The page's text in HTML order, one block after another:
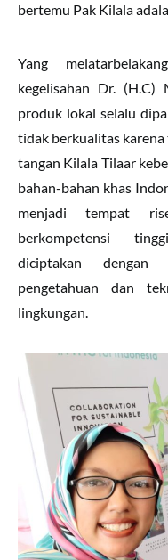
bertemu Pak Kilala
Yang
kegelisahan Dr. (H.C)
produk lokal selalu
tidak berkualitas karena
tangan Kilala Tilaar
bahan-bahan khas
menjadi tempat
berkompetensi
diciptakan dengan
pengetahuan dan
lingkungan.